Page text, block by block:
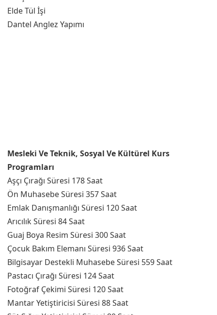
Elde Tül İşi
Dantel Anglez Yapımı
Mesleki Ve Teknik, Sosyal Ve Kültürel Kurs
Programları
Aşçı Çırağı Süresi 178 Saat
Ön Muhasebe Süresi 357 Saat
Emlak Danışmanlığı Süresi 120 Saat
Arıcılık Süresi 84 Saat
Guaj Boya Resim Süresi 300 Saat
Çocuk Bakım Elemanı Süresi 936 Saat
Bilgisayar Destekli Muhasebe Süresi 559 Saat
Pastacı Çırağı Süresi 124 Saat
Fotoğraf Çekimi Süresi 120 Saat
Mantar Yetiştiricisi Süresi 88 Saat